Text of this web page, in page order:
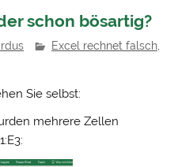
schon bösartig?
Excel rechnet falsch,
Sie selbst:
mehrere Zellen